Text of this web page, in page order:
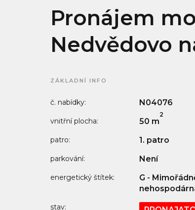
Pronájem
Nedvědovo
ZÁKLADNÍ INFO
č. nabídky: N04076
vnitřní plocha: 50 m
2
patro: 1. patro
parkování: Není
energetický štítek:
G -
stav: